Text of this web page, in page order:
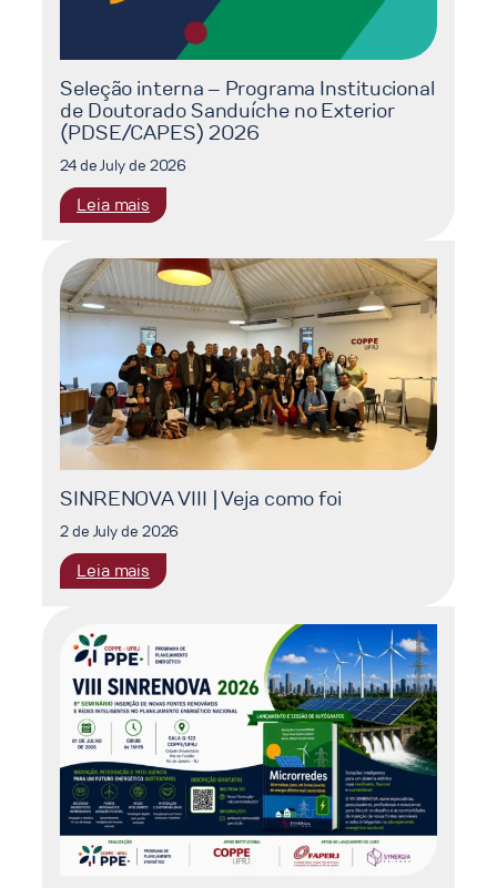
Seleção interna – Programa Institucional
de Doutorado Sanduíche no Exterior
(PDSE/CAPES) 2026
24 de July de 2026
Leia mais
Seleção
interna
–
Programa
Institucional
de
Doutorado
Sanduíche
no
Exterior
(PDSE/CAPES)
2026
SINRENOVA VIII | Veja como foi
2 de July de 2026
Leia mais
SINRENOVA
|
Veja
como
foi